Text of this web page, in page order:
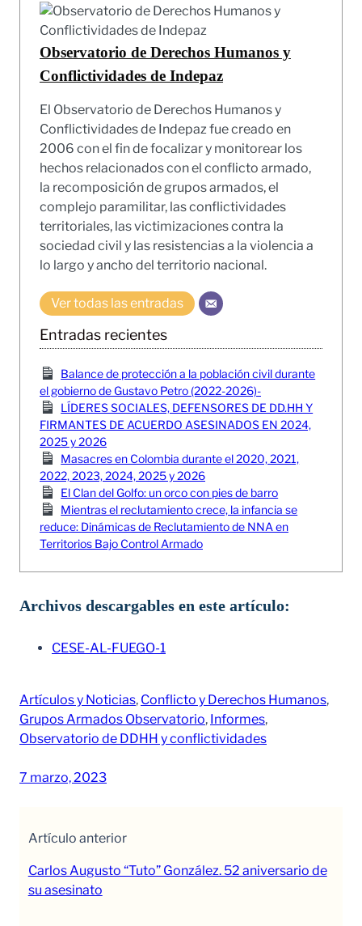
Observatorio de Derechos Humanos y
Conflictividades de Indepaz
El Observatorio de Derechos Humanos y
Conflictividades de Indepaz fue creado en
2006 con el fin de focalizar y monitorear los
hechos relacionados con el conflicto armado,
la recomposición de grupos armados, el
complejo paramilitar, las conflictividades
territoriales, las victimizaciones contra la
sociedad civil y las resistencias a la violencia a
lo largo y ancho del territorio nacional.
Ver todas las entradas
Entradas recientes
Balance de protección a la población civil durante
el gobierno de Gustavo Petro (2022-2026)-
LÍDERES SOCIALES, DEFENSORES DE DD.HH Y
FIRMANTES DE ACUERDO ASESINADOS EN 2024,
2025 y 2026
Masacres en Colombia durante el 2020, 2021,
2022, 2023, 2024, 2025 y 2026
El Clan del Golfo: un orco con pies de barro
Mientras el reclutamiento crece, la infancia se
reduce: Dinámicas de Reclutamiento de NNA en
Territorios Bajo Control Armado
Archivos descargables en este artículo:
CESE-AL-FUEGO-1
Artículos y Noticias, Conflicto y Derechos Humanos
Grupos Armados Observatorio, Informes
Observatorio de DDHH y conflictividades
7 marzo, 2023
Artículo anterior
Carlos Augusto “Tuto” González. 52 aniversario de
su asesinato